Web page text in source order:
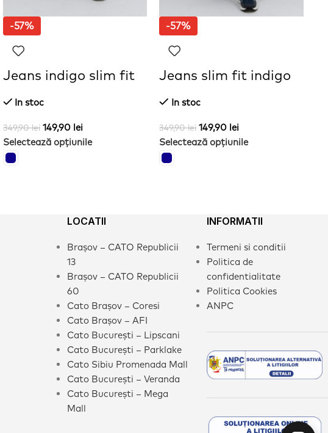
-57%
Jeans indigo slim fit
In stoc
349,90lei 149,90 lei
Selectează opțiunile
-57%
Jeans slim fit indigo
In stoc
349,90lei 149,90 lei
Selectează opțiunile
LOCATII
Brașov – CATO Republicii
13
Brașov – CATO Republicii
60
Cato Brașov – Coresi
Cato Brașov – AFI
Cato București – Lipscani
Cato București – Parklake
Cato Sibiu Promenada Mall
Cato București – Veranda
Cato București – Mega
Mall
INFORMATII
Termeni si conditii
Politica de
confidentialitate
Politica Cookies
ANPC